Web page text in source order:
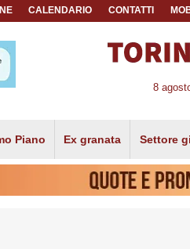
CALENDARIO CONTATTI
8
Piano Ex granata Settore